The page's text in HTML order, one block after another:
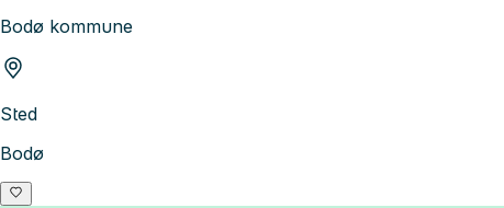
Bodø kommune
Sted
Bodø